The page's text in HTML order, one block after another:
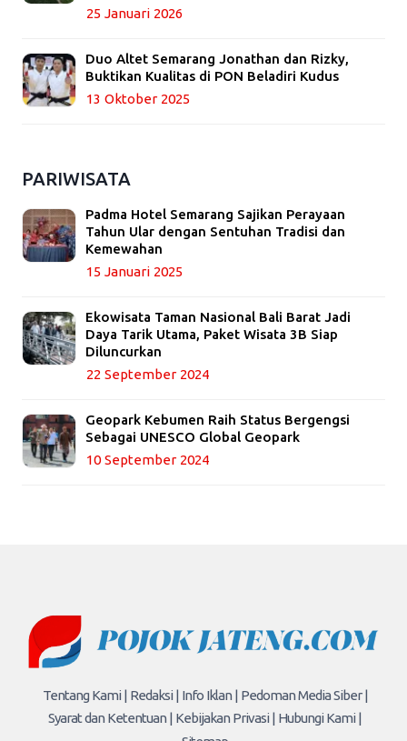
25 Januari 2026
Duo Altet Semarang Jonathan dan Rizky,
Buktikan Kualitas di PON Beladiri Kudus
13 Oktober 2025
PARIWISATA
Padma Hotel Semarang Sajikan Perayaan
Tahun Ular dengan Sentuhan Tradisi dan
Kemewahan
15 Januari 2025
Ekowisata Taman Nasional Bali Barat Jadi
Daya Tarik Utama, Paket Wisata 3B Siap
Diluncurkan
22 September 2024
Geopark Kebumen Raih Status Bergengsi
Sebagai UNESCO Global Geopark
10 September 2024
Tentang Kami | Redaksi | Info Iklan | Pedoman Media Siber |
Syarat dan Ketentuan | Kebijakan Privasi | Hubungi Kami |